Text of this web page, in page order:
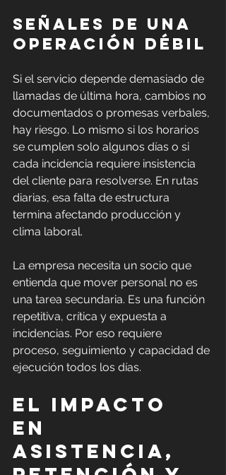
Señales de una
operación débil
Si el servicio depende demasiado de
llamadas de última hora, cambios no
documentados o promesas verbales,
hay riesgo. Lo mismo si los horarios
se cumplen solo algunos días o si
cada incidencia requiere insistencia
del cliente para resolverse. En rutas
diarias, esa falta de estructura
termina afectando producción y
clima laboral.
La empresa necesita un socio que
entienda que mover personal no es
una tarea secundaria. Es una función
repetitiva, crítica y expuesta a
incidencias. Por eso requiere
proceso, seguimiento y capacidad de
ejecución todos los días.
El impacto
en
asistencia,